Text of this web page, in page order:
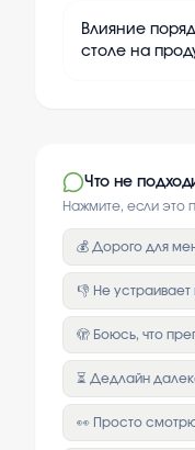
Влияние
столе на
Что не
Нажмите, если это
💰 Дорого для
👎 Не
🫣 Боюсь, что
⏳ Дедлайн
👀 Просто